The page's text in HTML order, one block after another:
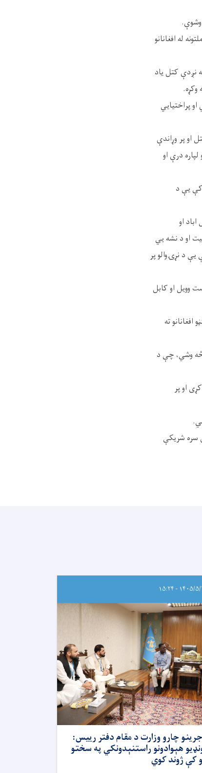
وشوې.
له افغانانو
نږدې کتل یاد
پراختیايي
او پر وړاندې
درې او
کې یې د
او
او د نشه یي
یې د نړۍوالو پر
وویل او کابل
ته
هڅه وشي، چې د
او پر
سره شریکې
چارو وزارت د مقام دفتر رییس:
هېوادونو راستنېدونکي په سختو
کې ژوند کوي